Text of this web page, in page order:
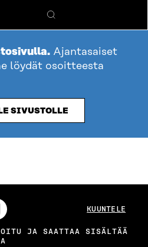
Hae
Ajantasaiset
löydät osoitteesta
SIVUSTOLLE
KUUNTELE
JA SAATTAA SISÄLTÄÄ